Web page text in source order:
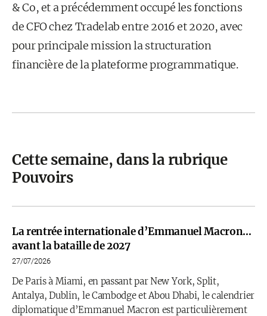
& Co, et a précédemment occupé les fonctions
de CFO chez Tradelab entre 2016 et 2020, avec
pour principale mission la structuration
financière de la plateforme programmatique.
Cette semaine, dans la rubrique
Pouvoirs
La rentrée internationale d’Emmanuel Macron…
avant la bataille de 2027
27/07/2026
De Paris à Miami, en passant par New York, Split,
Antalya, Dublin, le Cambodge et Abou Dhabi, le calendrier
diplomatique d’Emmanuel Macron est particulièrement